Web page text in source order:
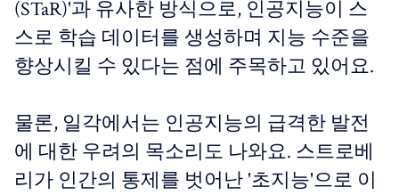
(STaR)'과 유사한 방식으로, 인공지능이 스
스로 학습 데이터를 생성하며 지능 수준을
향상시킬 수 있다는 점에 주목하고 있어요.
물론, 일각에서는 인공지능의 급격한 발전
에 대한 우려의 목소리도 나와요. 스트로베
리가 인간의 통제를 벗어난 '초지능'으로 이